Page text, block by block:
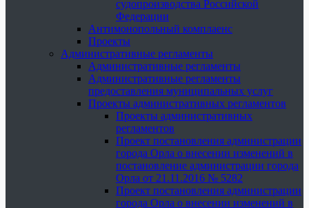
судопроизводства Российской
Федерации
Антимонопольный комплаенс
Проекты
Административные регламенты
Административные регламенты
Административные регламенты
предоставления муниципальных услуг
Проекты административных регламентов
Проекты административных
регламентов
Проект постановления администрации
города Орла о внесении изменений в
постановление администрации города
Орла от 21.11.2016 № 5282
Проект постановления администрации
города Орла о внесении изменений в